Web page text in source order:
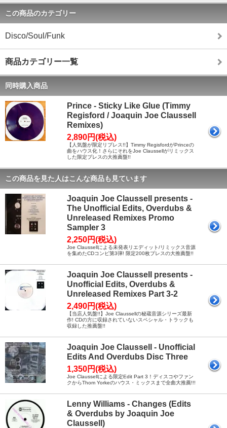
この商品のカテゴリー
Disco/Soul/Funk
商品カテゴリー一覧
同時購入商品
Prince - Sticky Like Glue (Timmy
Regisford / Joaquin Joe Claussell
Remixes)
2,890円(税込)
【人気盤が限定リプレス!!】Timmy RegisfordがPrinceの
曲をハウス化！さらにそれをJoe Claussellがリミックス
した限定プレスの大推薦盤!!
この商品を見た人はこんな商品も見ています
Joaquin Joe Claussell presents -
The Unofficial Edits, Overdubs &
Unreleased Remixes Promo
Sampler 3
2,250円(税込)
Joe Claussellによる未発表リエディット/リミックス音源
を集めたCDコンピ第3弾! 限定200枚プレスの大推薦盤!!
Joaquin Joe Claussell presents -
Unofficial Edits, Overdubs &
Unreleased Remixes Part 3-2
2,490円(税込)
【当店人気盤!!】Joe Claussellの秘蔵音源シリーズ最新
作! CDの方に収録されていないスペシャル・トラックも
収録した推薦盤!!
Joaquin Joe Claussell - Unofficial
Edits And Overdubs Disc Three
1,350円(税込)
Joe Claussellによる限定Edit Part 3！ディスコやファン
クからThom Yorkeのハウス・ミックスまで全曲大推薦!!!
Lenny Williams - Changes (Edits
& Overdubs by Joaquin Joe
Claussell)